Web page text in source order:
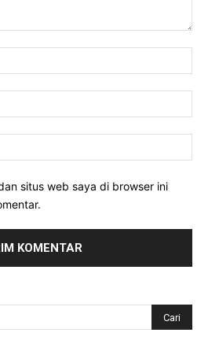
situs web saya di browser ini